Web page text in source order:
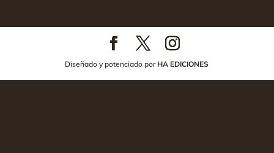
Diseñado y potenciado por HA EDICIONES